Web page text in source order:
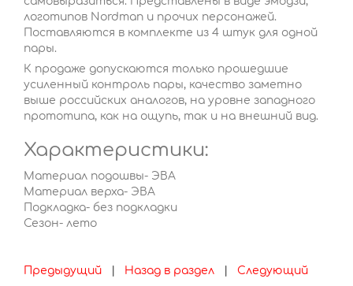
логотипов Nordman и прочих персонажей.
Поставляются в комплекте из 4 штук для одной
пары.
К продаже допускаются только прошедшие
усиленный контроль пары, качество заметно
выше российских аналогов, на уровне западного
прототипа, как на ощупь, так и на внешний вид.
Характеристики:
Материал подошвы- ЭВА
Материал верха- ЭВА
Подкладка- без подкладки
Сезон- лето
Предыдущий Назад в раздел Следующий